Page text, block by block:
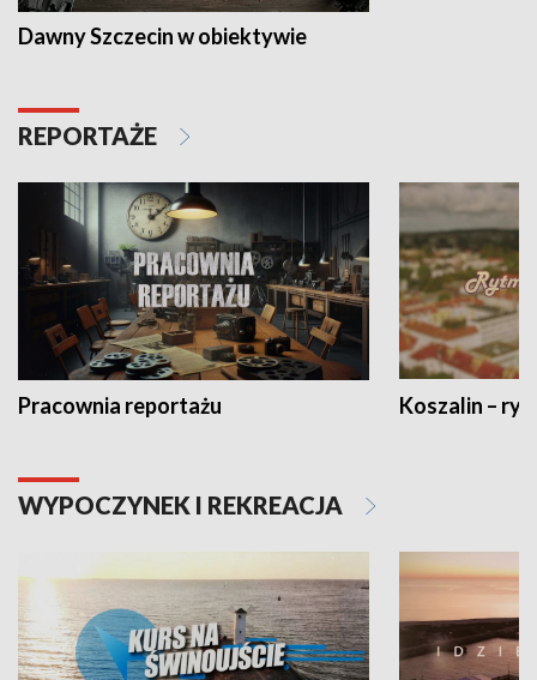
Dawny Szczecin w obiektywie
REPORTAŻE
Pracownia reportażu Koszalin –
WYPOCZYNEK I REKREACJA